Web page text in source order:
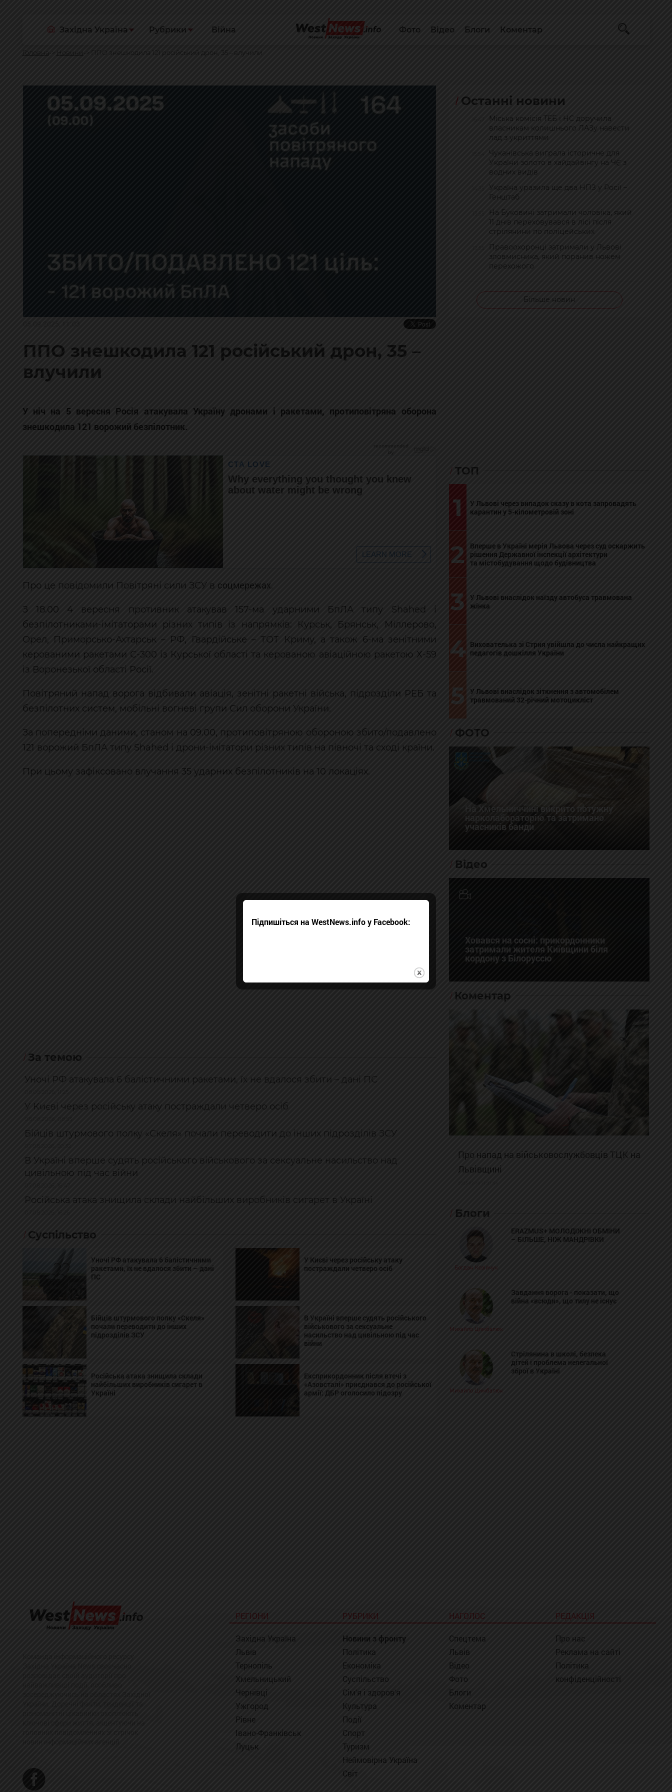
Західна Україна Рубрики Війна Фото Відео Блоги Коментар
Головна Новини ППО знешкодила 121 російський дрон, 35 – влучили
ППО знешкодила 121 російський дрон, 35 –
влучили
У ніч на 5 вересня Росія атакувала Україну дронами і ракетами, протиповітряна оборона
знешкодила 121 ворожий безпілотник.
Про це повідомили Повітряні сили ЗСУ в соцмережах.
З 18.00 4 вересня противник атакував 157-ма ударними БпЛА типу Shahed і
безпілотниками-імітаторами різних типів із напрямків: Курськ, Брянськ, Міллерово,
Орел, Приморсько-Ахтарськ – РФ, Гвардійське – ТОТ Криму, а також 6-ма зенітними
керованими ракетами С-300 із Курської області та керованою авіаційною ракетою Х-59
із Воронезької області Росії.
Повітряний напад ворога відбивали авіація, зенітні ракетні війська, підрозділи РЕБ та
безпілотних систем, мобільні вогневі групи Сил оборони України.
За попередніми даними, станом на 09.00, протиповітряною обороною збито/подавлено
121 ворожий БпЛА типу Shahed і дрони-імітатори різних типів на півночі та сході країни.
При цьому зафіксовано влучання 35 ударних безпілотників на 10 локаціях.
За темою
Уночі РФ атакувала 6 балістичними ракетами, їх не вдалося збити – дані ПС
У Києві через російську атаку постраждали четверо осіб
Бійців штурмового полку «Скеля» почали переводити до інших підрозділів ЗСУ
В Україні вперше судять російського військового за сексуальне насильство над
цивільною під час війни
Російська атака знищила склади найбільших виробників сигарет в Україні
Суспільство
Уночі РФ атакувала 6 балістичними
ракетами, їх не вдалося збити – дані
ПС
У Києві через російську атаку
постраждали четверо осіб
Бійців штурмового полку «Скеля»
почали переводити до інших
підрозділів ЗСУ
В Україні вперше судять російського
військового за сексуальне
насильство над цивільною під час
війни
Російська атака знищила склади
найбільших виробників сигарет в
Україні
Експрикордонник після втечі з
«Азовсталі» приєднався до російської
армії: ДБР оголосило підозру
Останні новини
Міська комісія ТЕБ і НС доручила
власникам колишнього ЛАЗу навести
лад з укриттями
Чуканівська виграла історичне для
України золото в хайдайвінгу на ЧЄ з
водних видів
Україна уразила ще два НПЗ у Росії –
Генштаб
На Буковині затримали чоловіка, який
11 днів переховувався в лісі після
стрілянини по поліцейських
Правоохоронці затримали у Львові
зловмисника, який поранив ножем
перехожого
Більше новин
ТОП
1
У Львові через випадок сказу в кота запровадять
карантин у 5-кілометровій зоні
2
Вперше в Україні мерія Львова через суд оскаржить
рішення Державної інспекції архітектури
та містобудування щодо будівництва
3
У Львові внаслідок наїзду автобуса травмована
жінка
4 Вихователька зі Стрия увійшла до числа найкращих
педагогів дошкілля України
5
У Львові внаслідок зіткнення з автомобілем
травмований 32-річний мотоцикліст
ФОТО
На Хмельниччині викрито потужну
нарколабораторію та затримано
учасників банди
Відео
Ховався на сосні: прикордонники
затримали жителя Київщини біля
кордону з Білоруссю
Коментар
Про напад на військовослужбовців ТЦК на
Львівщині
Блоги
Богдан Козійчук
ERAZMUS+ МОЛОДІЖНІ ОБМІНИ
– БІЛЬШЕ, НІЖ МАНДРІВКИ
Михайло Цимбалюк
Завдання ворога - показати, що
війна «всюди», що тилу не існує
Михайло Цимбалюк
Стрілянина в школі, безпека
дітей і проблема нелегальної
зброї в Україні
РЕГІОНИ
Західна Україна
Львів
Тернопіль
Хмельницький
Чернівці
Ужгород
Рівне
Івано-Франківськ
Луцьк
РУБРИКИ
Новини з фронту
Політика
Економіка
Суспільство
Сім'я і здоров'я
Культура
Події
Спорт
Туризм
Неймовірна Україна
Світ
НАГОЛОС
Спецтема
Львів
Відео
Фото
Блоги
Коментар
РЕДАКЦІЯ
Про нас
Реклама на сайті
Політика
конфіденційності
Підпишіться на WestNews.info у Facebook: